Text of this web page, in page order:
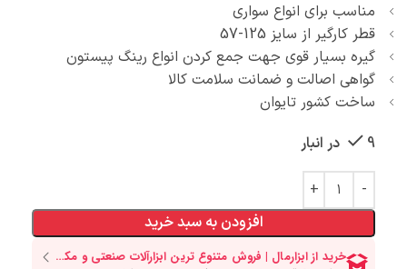
مناسب برای انواع سواری
قطر کارگیر از سایز 125-57
گیره بسیار قوی جهت جمع کردن انواع رینگ پیستون
گواهی اصالت و ضمانت سلامت کالا
ساخت کشور تایوان
9 در انبار
افزودن به سبد خرید